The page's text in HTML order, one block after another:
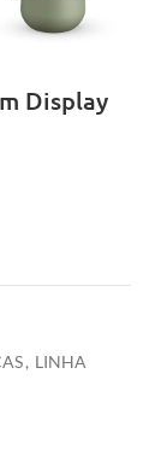
Display
, LINHA